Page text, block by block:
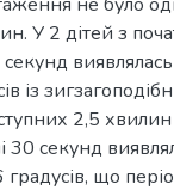
У 2 дітей з
секунд
із
2,5 хвилин
30 секунд
що